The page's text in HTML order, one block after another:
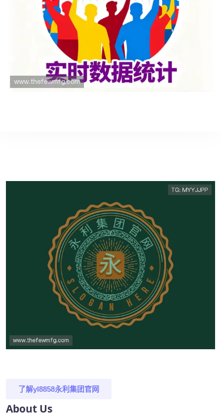
了解yl8858永利集团官网
About Us